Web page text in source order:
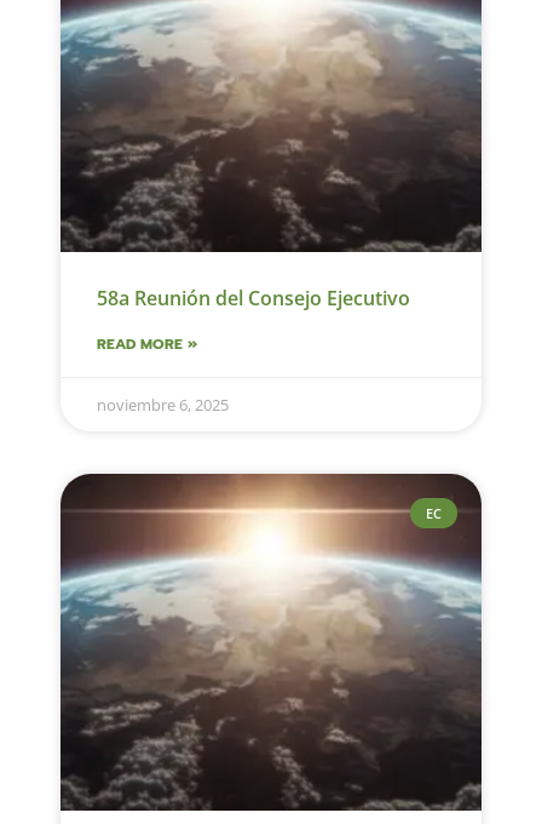
58a Reunión del Consejo Ejecutivo
READ MORE »
noviembre 6, 2025
EC